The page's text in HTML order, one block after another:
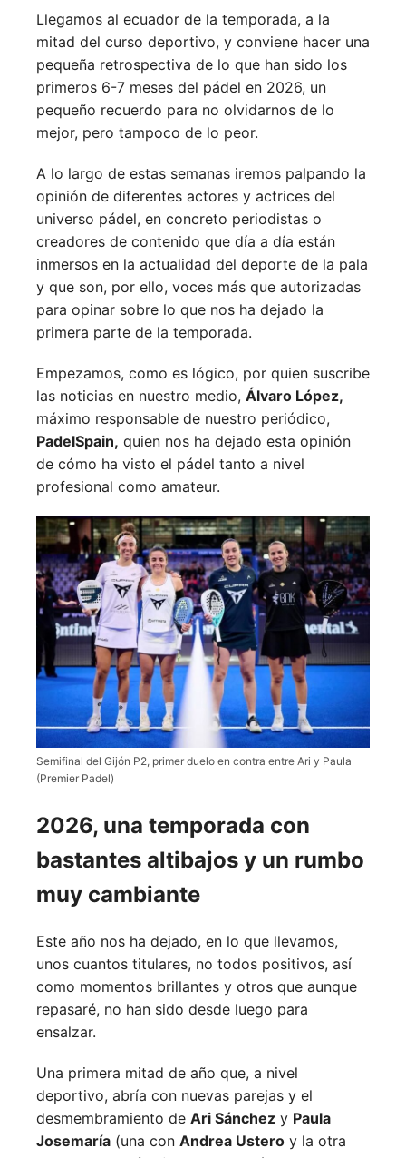
Llegamos al ecuador de la temporada, a la
mitad del curso deportivo, y conviene hacer una
pequeña retrospectiva de lo que han sido los
primeros 6-7 meses del pádel en 2026, un
pequeño recuerdo para no olvidarnos de lo
mejor, pero tampoco de lo peor.
A lo largo de estas semanas iremos palpando la
opinión de diferentes actores y actrices del
universo pádel, en concreto periodistas o
creadores de contenido que día a día están
inmersos en la actualidad del deporte de la pala
y que son, por ello, voces más que autorizadas
para opinar sobre lo que nos ha dejado la
primera parte de la temporada.
Empezamos, como es lógico, por quien suscribe
las noticias en nuestro medio, Álvaro López,
máximo responsable de nuestro periódico,
PadelSpain, quien nos ha dejado esta opinión
de cómo ha visto el pádel tanto a nivel
profesional como amateur.
Semifinal del Gijón P2, primer duelo en contra entre Ari y Paula
(Premier Padel)
2026, una temporada con
bastantes altibajos y un rumbo
muy cambiante
Este año nos ha dejado, en lo que llevamos,
unos cuantos titulares, no todos positivos, así
como momentos brillantes y otros que aunque
repasaré, no han sido desde luego para
ensalzar.
Una primera mitad de año que, a nivel
deportivo, abría con nuevas parejas y el
desmembramiento de Ari Sánchez y Paula
Josemaría (una con Andrea Ustero y la otra